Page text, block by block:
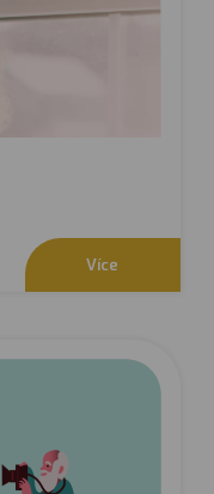
Více